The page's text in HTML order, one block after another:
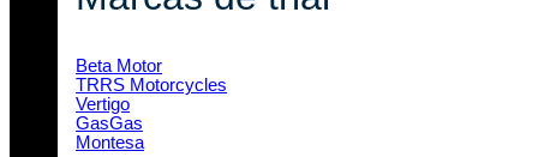
Beta Motor
TRRS Motorcycles
Vertigo
GasGas
Montesa